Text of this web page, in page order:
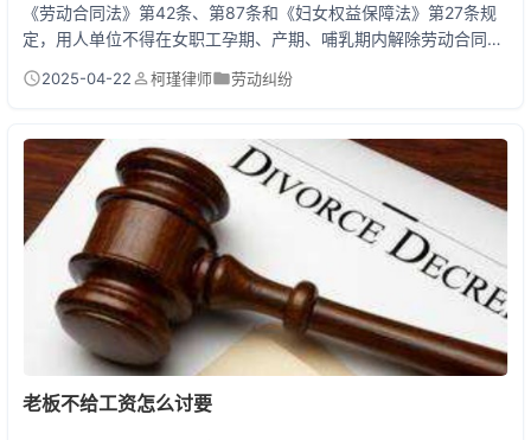
《劳动合同法》第42条、第87条和《妇女权益保障法》第27条规
定，用人单位不得在女职工孕期、产期、哺乳期内解除劳动合同。
资。赔偿标准为：经济补偿金按工作年限×月工资×2倍计算，三期
后必做的3件事 第一件事先别签字！很多公司会哄骗孕妇签《自愿
离职协议》，一旦签字就拿不到赔偿。第二件...
2025-04-22 柯瑾律师 劳动纠纷
老板不给工资怎么讨要